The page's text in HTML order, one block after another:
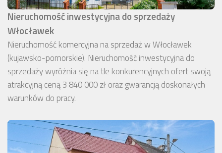
Nieruchomość inwestycyjna do sprzedaży
Włocławek
Nieruchomość komercyjna na sprzedaż w Włocławek
(kujawsko-pomorskie). Nieruchomość inwestycyjna do
sprzedaży wyróżnia się na tle konkurencyjnych ofert swoją
atrakcyjną ceną 3 840 000 zł oraz gwarancją doskonałych
warunków do pracy.